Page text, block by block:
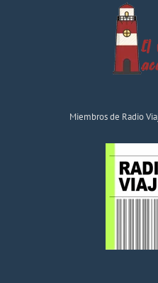
Miembros de Radio